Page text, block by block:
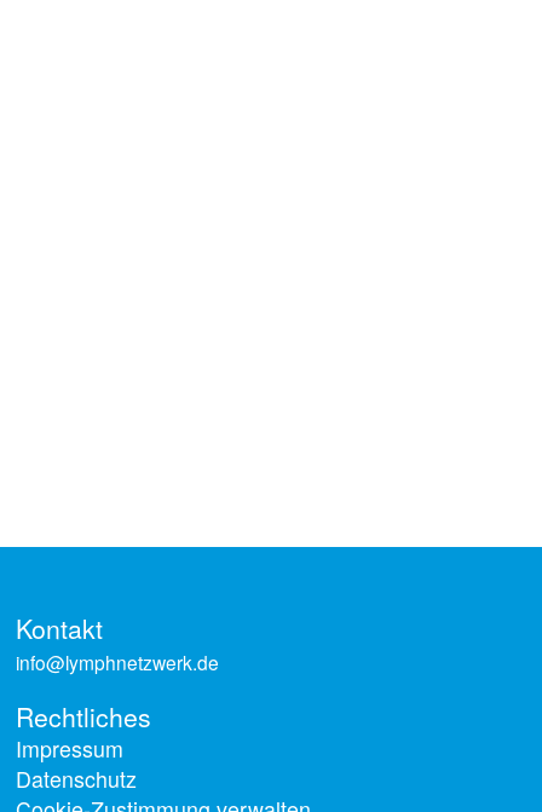
Lymphödem
Therapie
Kontakt
info@lymphnetzwerk.de
Rechtliches
Impressum
Datenschutz